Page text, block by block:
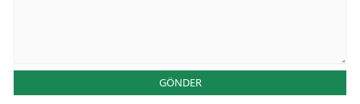
GÖNDER